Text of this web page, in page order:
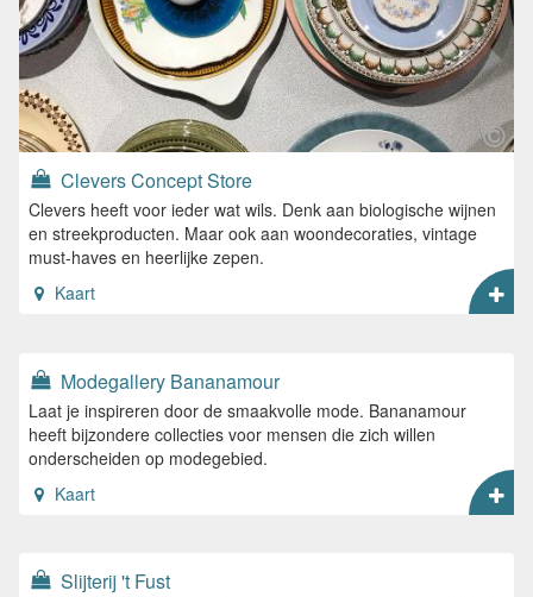
Clevers Concept Store
Clevers heeft voor ieder wat wils. Denk aan biologische wijnen
en streekproducten. Maar ook aan woondecoraties, vintage
must-haves en heerlijke zepen.
Kaart
Modegallery Bananamour
Laat je inspireren door de smaakvolle mode. Bananamour
heeft bijzondere collecties voor mensen die zich willen
onderscheiden op modegebied.
Kaart
Slijterij 't Fust